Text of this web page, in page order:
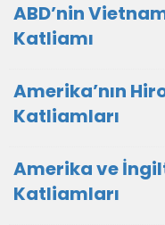
ABD’nin
Katliamı
Amerika’nın
Katliamları
Amerika ve
Katliamları